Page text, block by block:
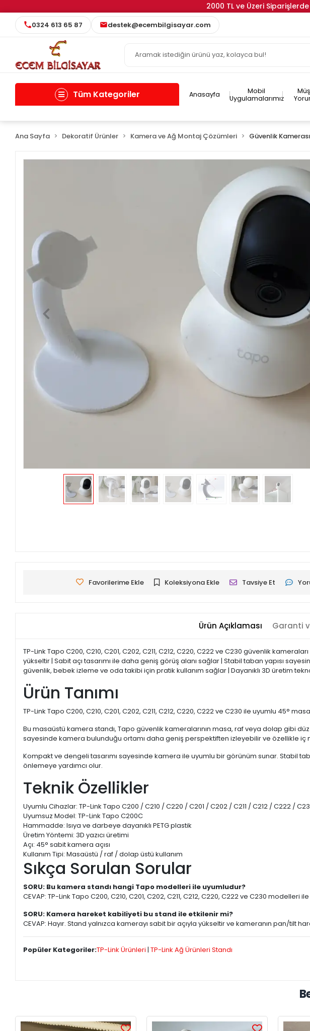
2000 TL ve Üzeri
0324 613 65 87 destek@ecembilgisayar.com
Tüm Kategoriler Anasayfa
Mobil
Uygulamalarımız
Ana Sayfa Dekoratif Ürünler Kamera ve Ağ Montaj Çözümleri Güvenlik
Favorilerime Ekle Koleksiyona Ekle Tavsiye Et
Ürün Açıklaması Garanti
TP-Link Tapo C200, C210, C201, C202, C211, C212, C220, C222 ve C230 güvenlik
yükseltir | Sabit açı tasarımı ile daha geniş görüş alanı sağlar | Stabil taban yapısı
güvenlik, bebek izleme ve oda takibi için pratik kullanım sağlar | Dayanıklı 3D üretim
Ürün Tanımı
TP-Link Tapo C200, C210, C201, C202, C211, C212, C220, C222 ve C230 ile uyumlu 45°
Bu masaüstü kamera standı, Tapo güvenlik kameralarının masa, raf veya dolap gibi
sayesinde kamera bulunduğu ortamı daha geniş perspektiften izleyebilir ve özellikle iç
Kompakt ve dengeli tasarımı sayesinde kamera ile uyumlu bir görünüm sunar. Stabil
önlemeye yardımcı olur.
Teknik Özellikler
Uyumlu Cihazlar: TP-Link Tapo C200 / C210 / C220 / C201 / C202 / C211 / C212 / C222 /
Uyumsuz Model: TP-Link Tapo C200C
Hammadde: Isıya ve darbeye dayanıklı PETG plastik
Üretim Yöntemi: 3D yazıcı üretimi
Açı: 45° sabit kamera açısı
Kullanım Tipi: Masaüstü / raf / dolap üstü kullanım
Sıkça Sorulan Sorular
SORU: Bu kamera standı hangi Tapo modelleri ile uyumludur?
CEVAP: TP-Link Tapo C200, C210, C201, C202, C211, C212, C220, C222 ve C230 modelleri
SORU: Kamera hareket kabiliyeti bu stand ile etkilenir mi?
CEVAP: Hayır. Stand yalnızca kamerayı sabit bir açıyla yükseltir ve kameranın pan/tilt
Popüler Kategoriler:TP-Link Ürünleri |TP-Link Ağ Ürünleri Standı